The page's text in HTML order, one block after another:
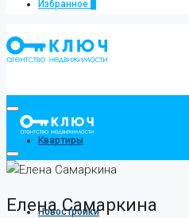
Избранное
Квартиры
Новостройки
Елена Самаркина